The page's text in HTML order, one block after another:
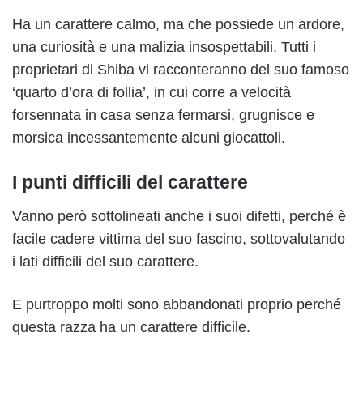
Ha un carattere calmo, ma che possiede un ardore,
una curiosità e una malizia insospettabili. Tutti i
proprietari di Shiba vi racconteranno del suo famoso
‘quarto d’ora di follia’, in cui corre a velocità
forsennata in casa senza fermarsi, grugnisce e
morsica incessantemente alcuni giocattoli.
I punti difficili del carattere
Vanno però sottolineati anche i suoi difetti, perché è
facile cadere vittima del suo fascino, sottovalutando
i lati difficili del suo carattere.
E purtroppo molti sono abbandonati proprio perché
questa razza ha un carattere difficile.